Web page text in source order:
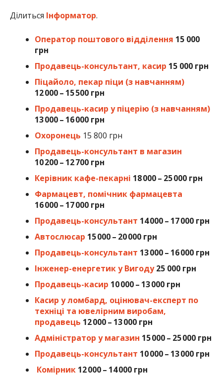
Ділиться Інформатор.
Оператор поштового відділення 15 000
грн
Продавець-консультант, касир 15 000 грн
Піцайоло, пекар піци (з навчанням)
12 000 – 15 500 грн
Продавець-касир у піцерію (з навчанням)
13 000 – 16 000 грн
Охоронець 15 800 грн
Продавець-консультант в магазин
10 200 – 12 700 грн
Керівник кафе-пекарні 18 000 – 25 000 грн
Фармацевт, помічник фармацевта
16 000 – 17 000 грн
Продавець-консультант 14 000 – 17 000 грн
Автослюсар 15 000 – 20 000 грн
Продавець-консультант 13 000 – 16 000 грн
Інженер-енергетик у Вигоду 25 000 грн
Продавець-касир 10 000 – 13 000 грн
Касир у ломбард, оцінювач-експерт по
техніці та ювелірним виробам,
продавець 12 000 – 13 000 грн
Адміністратор у магазин 15 000 – 25 000 грн
Продавець-консультант 10 000 – 13 000 грн
Комірник 12 000 – 14 000 грн